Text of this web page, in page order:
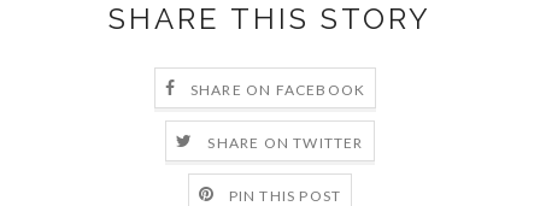
SHARE THIS STORY
SHARE ON FACEBOOK
SHARE ON TWITTER
PIN THIS POST